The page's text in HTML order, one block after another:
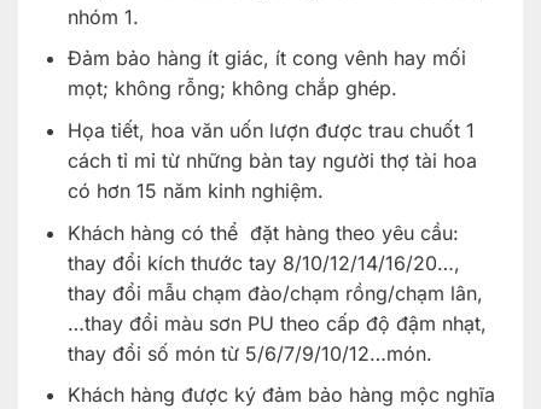
nhóm 1.
Đảm bảo hàng ít giác, ít cong vênh hay mối
mọt; không rỗng; không chắp ghép.
Họa tiết, hoa văn uốn lượn được trau chuốt 1
cách tỉ mỉ từ những bàn tay người thợ tài hoa
có hơn 15 năm kinh nghiệm.
Khách hàng có thể đặt hàng theo yêu cầu:
thay đổi kích thước tay 8/10/12/14/16/20…,
thay đổi mẫu chạm đào/chạm rồng/chạm lân,
…thay đổi màu sơn PU theo cấp độ đậm nhạt,
thay đổi số món từ 5/6/7/9/10/12…món.
Khách hàng được ký đảm bảo hàng mộc nghĩa